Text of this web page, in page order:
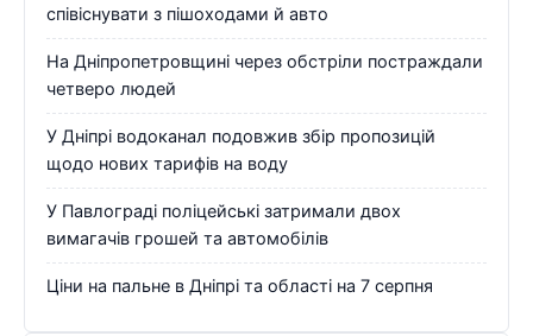
співіснувати з пішоходами й авто
На Дніпропетровщині через обстріли постраждали
четверо людей
У Дніпрі водоканал подовжив збір пропозицій
щодо нових тарифів на воду
У Павлограді поліцейські затримали двох
вимагачів грошей та автомобілів
Ціни на пальне в Дніпрі та області на 7 серпня